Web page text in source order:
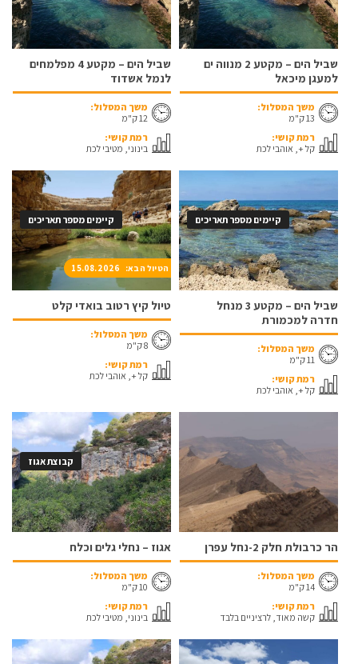
שביל הים – מקטע 2 מנווה ים
למעגן מיכאל
משך המסלול:
13 ק"מ
רמת קושי:
קל +, אוהבי לכת
שביל הים – מקטע 4 מפלמחים
לנמל אשדוד
משך המסלול:
12 ק"מ
רמת קושי:
בינוני, מטיבי לכת
קיימים מספר תאריכים
שביל הים – מקטע 3 מנחל
חדרה למכמורת
משך המסלול:
11 ק"מ
רמת קושי:
קל +, אוהבי לכת
קיימים מספר תאריכים
הטיול הבא: 15.08.2026
טיול קיץ רטוב בואדי קלט
משך המסלול:
8 ק"מ
רמת קושי:
קל +, אוהבי לכת
הר כרבולת חלק 2-נחל עפרן
משך המסלול:
14 ק"מ
רמת קושי:
קשה מאוד, לרציניים בלבד
קבוצת אגוז
אגוז – נחלי גלים וכלח
משך המסלול:
10 ק"מ
רמת קושי:
בינוני, מטיבי לכת